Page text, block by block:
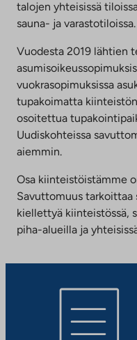
talojen yhteisissä
sauna- ja varastotiloissa.
Vuodesta 2019 lähtien
vuokrasopimuksissa
tupakoimatta
osoitettua
Uudiskohteissa
aiemmin.
Osa kiinteistöistämme
Savuttomuus
kiellettyä kiinteistössä,
piha-alueilla ja